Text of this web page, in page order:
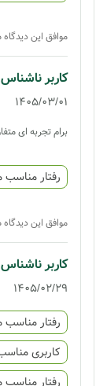
موافق این
کاربر ناشناس
1405/03/01
برام تجربه ای
رفتار
موافق این
کاربر ناشناس
1405/02/29
رفتار
کاربری
رفتار